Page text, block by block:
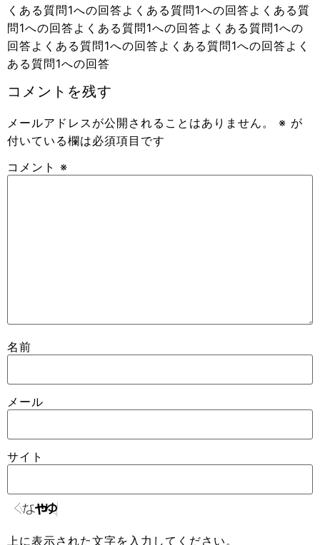
くある質問1への回答よくある質問1への回答よくある質
問1への回答よくある質問1への回答よくある質問1への
回答よくある質問1への回答よくある質問1への回答よく
ある質問1への回答
コメントを残す
メールアドレスが公開されることはありません。 ※ が
付いている欄は必須項目です
コメント ※
名前
メール
サイト
上に表示された文字を入力してください。